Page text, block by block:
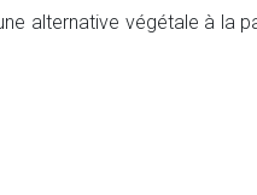
alternative végétale à la